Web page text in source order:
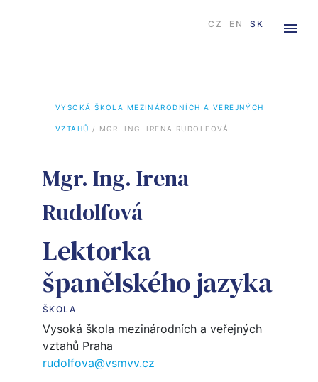
CZ SK
EN
VYSOKÁ ŠKOLA MEZINÁRODNÍCH A VEREJNÝCH
VZTAHŮ / MGR. ING. IRENA RUDOLFOVÁ
Mgr. Ing. Irena
Rudolfová
Lektorka
španělského jazyka
ŠKOLA
Vysoká škola mezinárodních a veřejných
vztahů Praha
rudolfova@vsmvv.cz